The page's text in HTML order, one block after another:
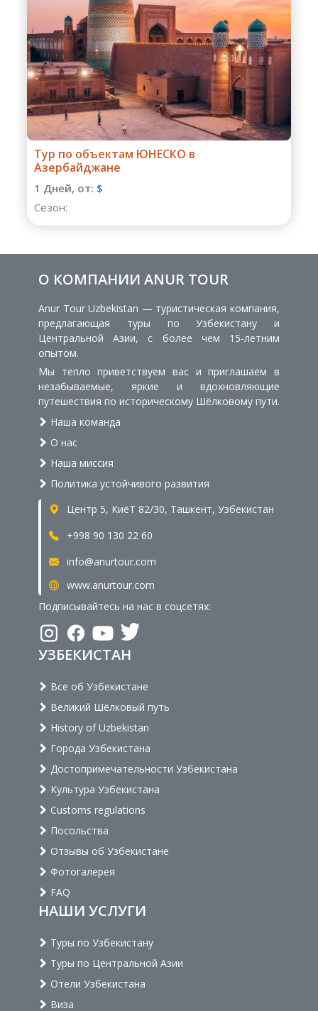
Тур «Лучшее в Азербайджане»
1 Дней,от: $
Сезон:
О КОМПАНИИ ANUR TOUR
Anur Tour Uzbekistan — туристическая компания,
предлагающая туры по Узбекистану и
Центральной Азии, с более чем 15-летним
опытом.
Мы тепло приветствуем вас и приглашаем в
незабываемые, яркие и вдохновляющие
путешествия по историческому Шёлковому пути.
Наша команда
О нас
Наша миссия
Политика устойчивого развития
Центр 5, КиёТ 82/30, Ташкент, Узбекистан
+998 90 130 22 60
info@anurtour.com
www.anurtour.com
Подписывайтесь на нас в соцсетях:
УЗБЕКИСТАН
Все об Узбекистане
Великий Шёлковый путь
History of Uzbekistan
Города Узбекистана
Достопримечательности Узбекистана
Культура Узбекистана
Customs regulations
Посольства
Отзывы об Узбекистане
Фотогалерея
FAQ
НАШИ УСЛУГИ
Туры по Узбекистану
Туры по Центральной Азии
Отели Узбекистана
Виза